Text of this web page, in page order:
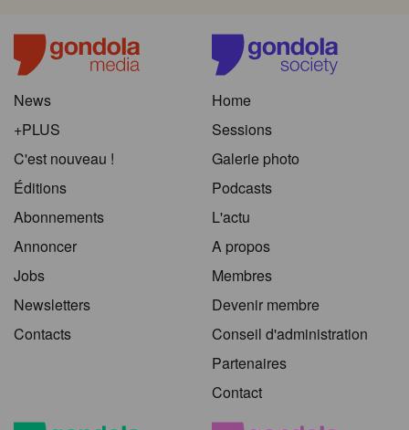
News
+PLUS
C'est nouveau !
Éditions
Abonnements
Annoncer
Jobs
Newsletters
Contacts
Home
Sessions
Galerie photo
Podcasts
L'actu
A propos
Membres
Devenir membre
Conseil d'administration
Partenaires
Contact